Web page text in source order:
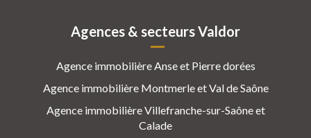
Agences & secteurs Valdor
Agence immobilière Anse et Pierre dorées
Agence immobilière Montmerle et Val de Saône
Agence immobilière Villefranche-sur-Saône et
Calade